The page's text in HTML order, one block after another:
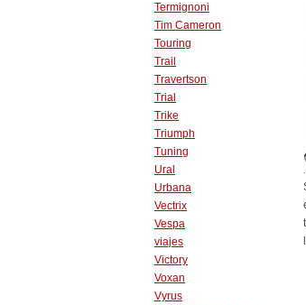
Termignoni
Tim Cameron
Touring
Trail
Travertson
Trial
Trike
Triumph
Tuning
Ural
Urbana
Vectrix
Vespa
viajes
Victory
Voxan
Vyrus